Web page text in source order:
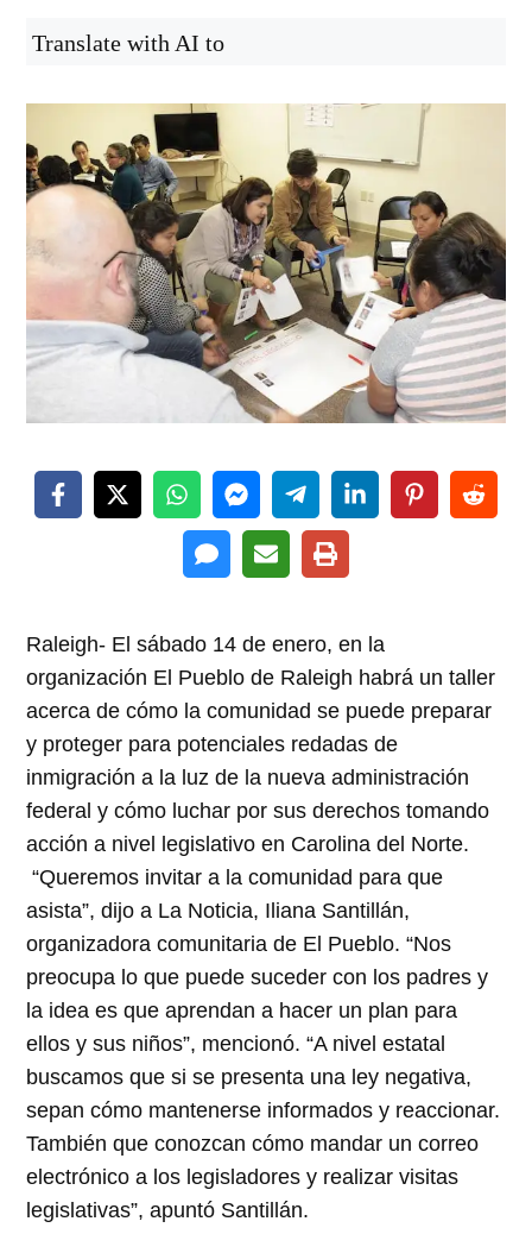
Translate with AI to
Raleigh- El sábado 14 de enero, en la
organización El Pueblo de Raleigh habrá un taller
acerca de cómo la comunidad se puede preparar
y proteger para potenciales redadas de
inmigración a la luz de la nueva administración
federal y cómo luchar por sus derechos tomando
acción a nivel legislativo en Carolina del Norte.
“Queremos invitar a la comunidad para que
asista”, dijo a La Noticia, Iliana Santillán,
organizadora comunitaria de El Pueblo. “Nos
preocupa lo que puede suceder con los padres y
la idea es que aprendan a hacer un plan para
ellos y sus niños”, mencionó. “A nivel estatal
buscamos que si se presenta una ley negativa,
sepan cómo mantenerse informados y reaccionar.
También que conozcan cómo mandar un correo
electrónico a los legisladores y realizar visitas
legislativas”, apuntó Santillán.